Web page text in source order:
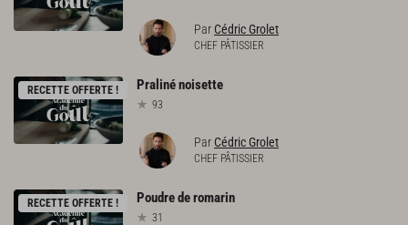
Par Cédric Grolet
CHEF PÂTISSIER
RECETTE OFFERTE ! Pralinénoisette
93
Par Cédric Grolet
CHEF PÂTISSIER
RECETTE OFFERTE ! Poudrederomarin
31